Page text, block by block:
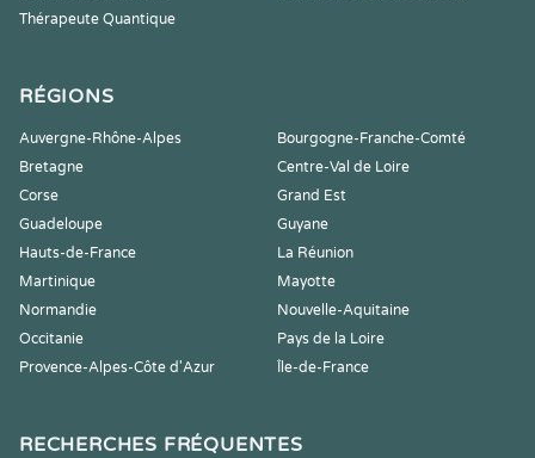
Thérapeute Quantique
RÉGIONS
Auvergne-Rhône-Alpes
Bourgogne-Franche-Comté
Bretagne
Centre-Val de Loire
Corse
Grand Est
Guadeloupe
Guyane
Hauts-de-France
La Réunion
Martinique
Mayotte
Normandie
Nouvelle-Aquitaine
Occitanie
Pays de la Loire
Provence-Alpes-Côte d'Azur
Île-de-France
RECHERCHES FRÉQUENTES